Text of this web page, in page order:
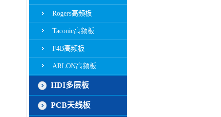
Rogers高频板
Taconic高频板
F4B高频板
ARLON高频板
HDI多层板
PCB天线板